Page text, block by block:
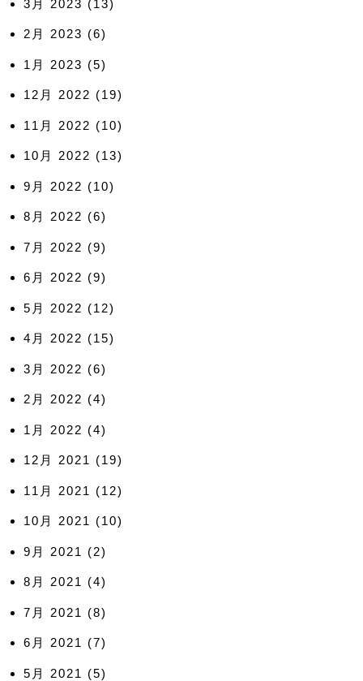
3月 2023 (13)
2月 2023 (6)
1月 2023 (5)
12月 2022 (19)
11月 2022 (10)
10月 2022 (13)
9月 2022 (10)
8月 2022 (6)
7月 2022 (9)
6月 2022 (9)
5月 2022 (12)
4月 2022 (15)
3月 2022 (6)
2月 2022 (4)
1月 2022 (4)
12月 2021 (19)
11月 2021 (12)
10月 2021 (10)
9月 2021 (2)
8月 2021 (4)
7月 2021 (8)
6月 2021 (7)
5月 2021 (5)